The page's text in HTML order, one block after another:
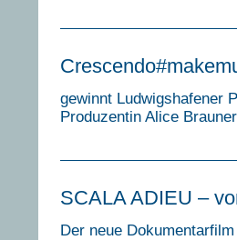
gewinnt Ludwigshafener
Produzentin Alice
SCALA ADIEU –
Der neue